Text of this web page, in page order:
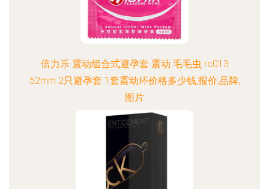
倍力乐 震动组合式避孕套 震动 毛毛虫 rc013
52mm 2只避孕套 1套震动环价格多少钱,报价,品牌,
图片